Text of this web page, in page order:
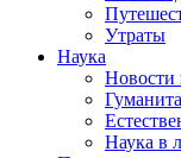
Утраты
Наука
Новости
Наука в